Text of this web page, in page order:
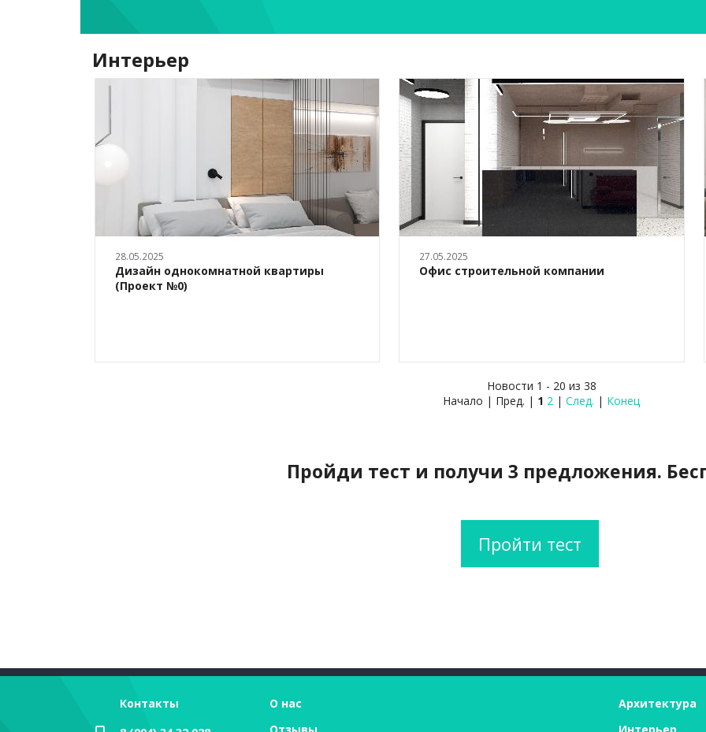
Интерьер
28.05.2025
Дизайн однокомнатной квартиры
(Проект №0)
27.05.2025
Офис строительной компании
Новости 1 - 20 из 38
Начало | Пред. | 1 2 | След. | Конец
Пройди тест и получи 3 предложения.
Пройти тест
Контакты
О нас
Архитектура